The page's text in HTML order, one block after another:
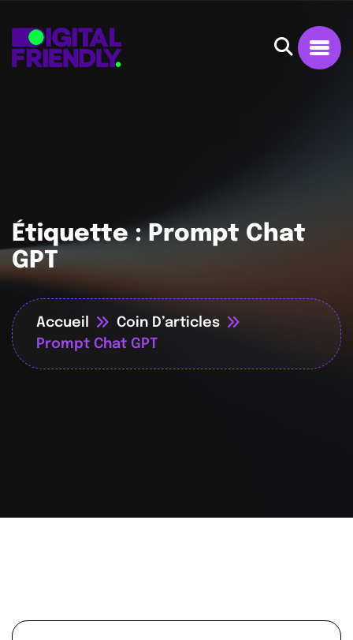
Étiquette :Prompt Chat
GPT
Accueil
Coin D’articles
Prompt Chat GPT